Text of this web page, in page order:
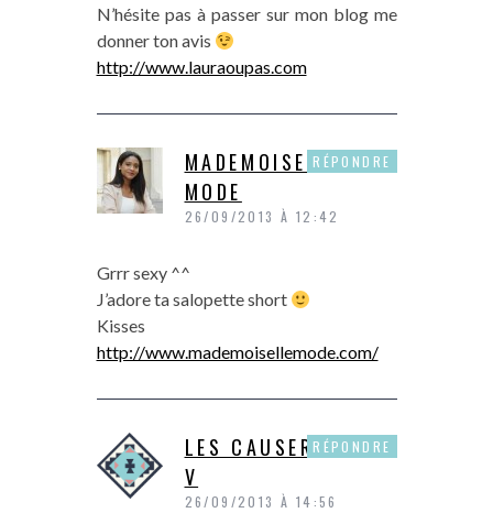
N’hésite pas à passer sur mon blog me
donner ton avis
http://www.lauraoupas.com
MADEMOISELLE
MODE
26/09/2013 À 12:42
Grrr sexy ^^
J’adore ta salopette short
Kisses
http://www.mademoisellemode.com/
RÉPONDRE
LES CAUSERIES DE
V
26/09/2013 À 14:56
RÉPONDRE